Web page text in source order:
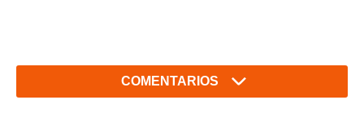
COMENTARIOS